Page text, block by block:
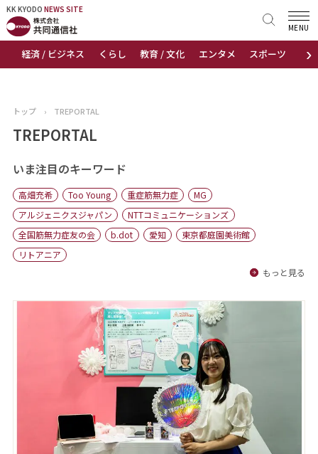
KK KYODO NEWS SITE
›
経済 / ビジネス くらし 教育 / 文化 エンタメ スポーツ 地域
MENU
KK KYODONEWS SITE
トップページ
ニュース
おすすめコンテンツ
出版物
会社概要
トップ › TREPORTAL
TREPORTAL
いま注目のキーワード
高畑充希 Too Young 重症筋無力症
MG
アルジェニクスジャパン
NTTコミュニケーションズ
全国筋無力症友の会
b.dot 愛知
東京都庭園美術館
リトアニア
もっと見る